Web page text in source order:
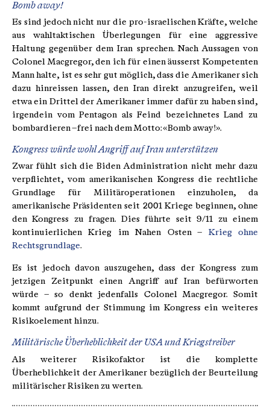
Bomb away!
Es sind jedoch nicht nur die pro-israelischen Kräfte, welche
aus wahltaktischen Überlegungen für eine aggressive
Haltung gegenüber dem Iran sprechen. Nach Aussagen von
Colonel Macgregor, den ich für einen äusserst Kompetenten
Mann halte, ist es sehr gut möglich, dass die Amerikaner sich
dazu hinreissen lassen, den Iran direkt anzugreifen, weil
etwa ein Drittel der Amerikaner immer dafür zu haben sind,
irgendein vom Pentagon als Feind bezeichnetes Land zu
bombardieren –frei nach dem Motto: «Bomb away!».
Kongress würde wohl Angriff auf Iran unterstützen
Zwar fühlt sich die Biden Administration nicht mehr dazu
verpflichtet, vom amerikanischen Kongress die rechtliche
Grundlage für Militäroperationen einzuholen, da
amerikanische Präsidenten seit 2001 Kriege beginnen, ohne
den Kongress zu fragen. Dies führte seit 9/11 zu einem
kontinuierlichen Krieg im Nahen Osten – Krieg ohne
Rechtsgrundlage.
Es ist jedoch davon auszugehen, dass der Kongress zum
jetzigen Zeitpunkt einen Angriff auf Iran befürworten
würde – so denkt jedenfalls Colonel Macgregor. Somit
kommt aufgrund der Stimmung im Kongress ein weiteres
Risikoelement hinzu.
Militärische Überheblichkeit der USA und Kriegstreiber
Als weiterer Risikofaktor ist die komplette
Überheblichkeit der Amerikaner bezüglich der Beurteilung
militärischer Risiken zu werten.